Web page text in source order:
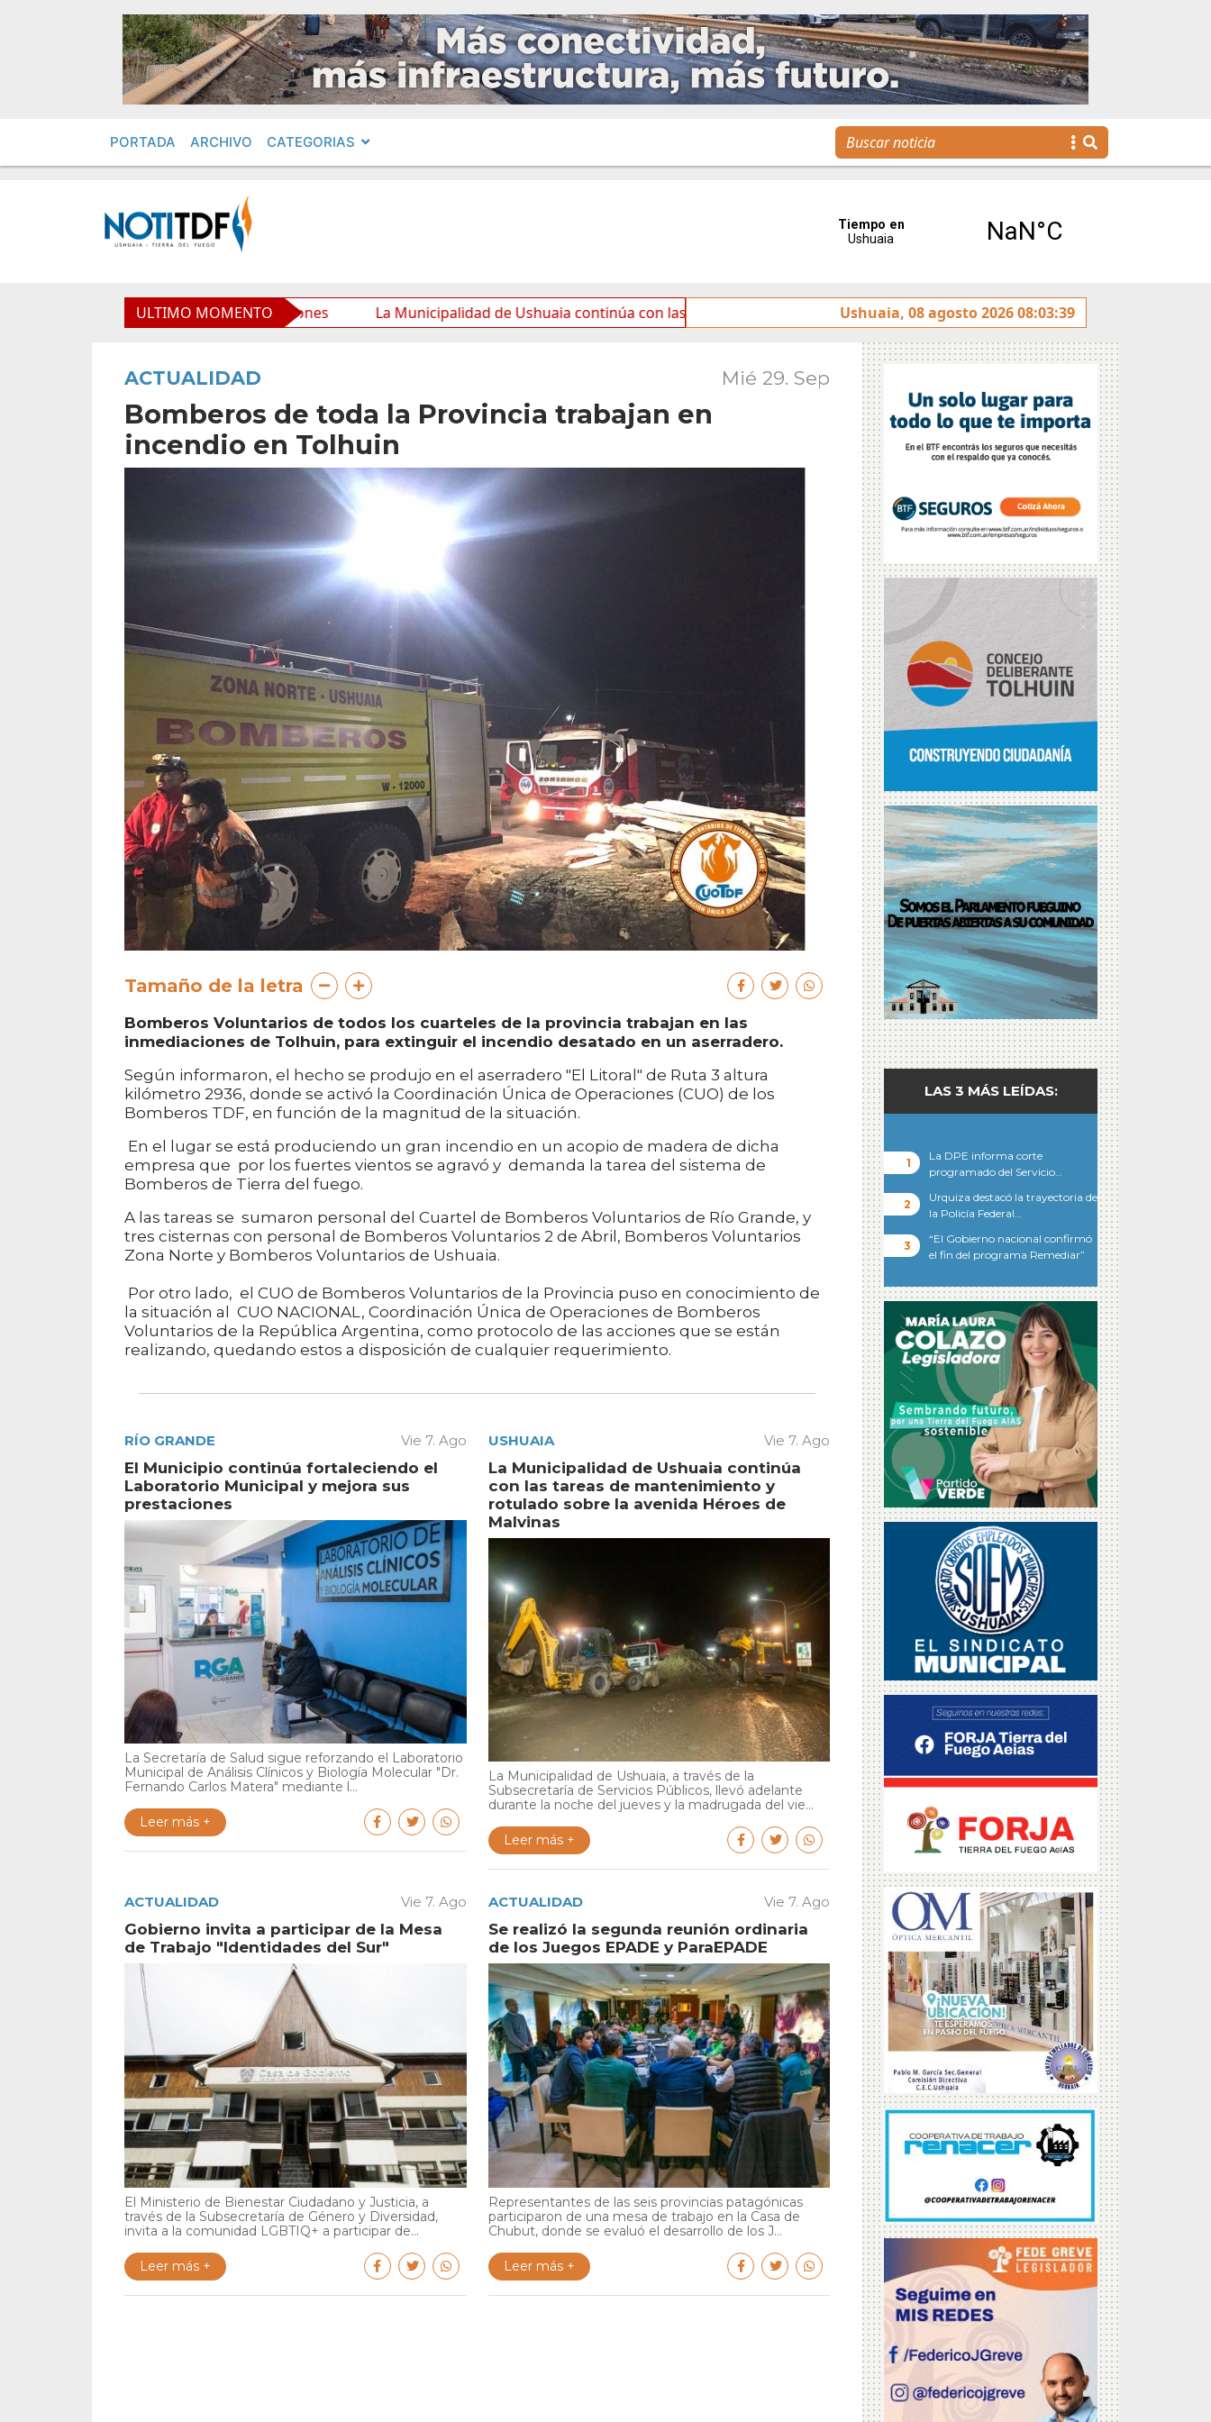
PORTADA ARCHIVO CATEGORIAS
ULTIMO MOMENTO
y mejora sus prestaciones La Municipalidad de Ushuaia continúa con las tareas de mantenimiento y rotulado sobre la avenida Héroes de Malvinas
Ushuaia, 08 agosto 2026 08:03:39
ACTUALIDAD Mié 29. Sep
Bomberos de toda la Provincia trabajan en
incendio en Tolhuin
Tamaño de la letra
Bomberos Voluntarios de todos los cuarteles de la provincia trabajan en las
inmediaciones de Tolhuin, para extinguir el incendio desatado en un aserradero.
Según informaron, el hecho se produjo en el aserradero "El Litoral" de Ruta 3 altura
kilómetro 2936, donde se activó la Coordinación Única de Operaciones (CUO) de los
Bomberos TDF, en función de la magnitud de la situación.
En el lugar se está produciendo un gran incendio en un acopio de madera de dicha
empresa que por los fuertes vientos se agravó y demanda la tarea del sistema de
Bomberos de Tierra del fuego.
A las tareas se sumaron personal del Cuartel de Bomberos Voluntarios de Río Grande, y
tres cisternas con personal de Bomberos Voluntarios 2 de Abril, Bomberos Voluntarios
Zona Norte y Bomberos Voluntarios de Ushuaia.
Por otro lado, el CUO de Bomberos Voluntarios de la Provincia puso en conocimiento de
la situación al CUO NACIONAL, Coordinación Única de Operaciones de Bomberos
Voluntarios de la República Argentina, como protocolo de las acciones que se están
realizando, quedando estos a disposición de cualquier requerimiento.
RÍO GRANDE Vie 7. Ago
El Municipio continúa fortaleciendo el
Laboratorio Municipal y mejora sus
prestaciones
La Secretaría de Salud sigue reforzando el Laboratorio
Municipal de Análisis Clínicos y Biología Molecular "Dr.
Fernando Carlos Matera" mediante l...
Leer más +
USHUAIA Vie 7. Ago
La Municipalidad de Ushuaia continúa
con las tareas de mantenimiento y
rotulado sobre la avenida Héroes de
Malvinas
La Municipalidad de Ushuaia, a través de la
Subsecretaría de Servicios Públicos, llevó adelante
durante la noche del jueves y la madrugada del vie...
Leer más +
ACTUALIDAD Vie 7. Ago
Gobierno invita a participar de la Mesa
de Trabajo "Identidades del Sur"
El Ministerio de Bienestar Ciudadano y Justicia, a
través de la Subsecretaría de Género y Diversidad,
invita a la comunidad LGBTIQ+ a participar de...
Leer más +
ACTUALIDAD Vie 7. Ago
Se realizó la segunda reunión ordinaria
de los Juegos EPADE y ParaEPADE
Representantes de las seis provincias patagónicas
participaron de una mesa de trabajo en la Casa de
Chubut, donde se evaluó el desarrollo de los J...
Leer más +
LAS 3 MÁS LEÍDAS:
La DPE informa corte
programado del Servicio…
Urquiza destacó la trayectoria de
la Policía Federal…
“El Gobierno nacional confirmó
el fin del programa Remediar”